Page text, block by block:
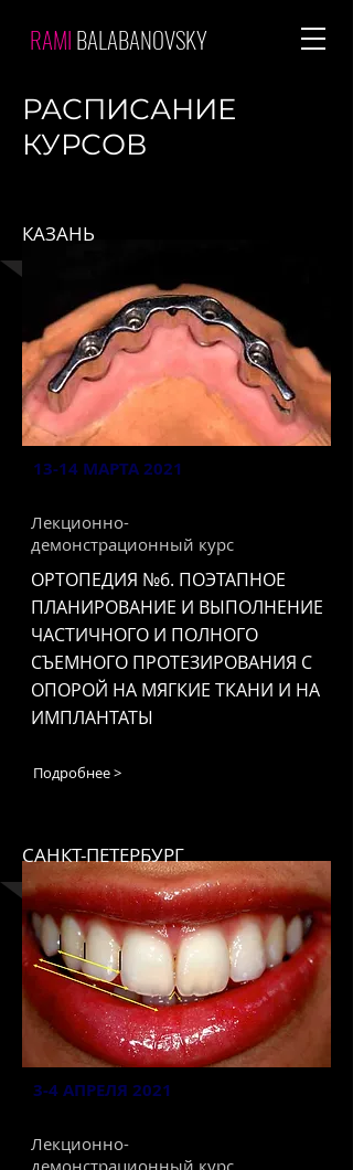
RAMIBALABANOVSKY
ОРТОПЕДИЯ №6. ПОЭТАПНОЕ
ПЛАНИРОВАНИЕ И ВЫПОЛНЕНИЕ
ЧАСТИЧНОГО И ПОЛНОГО
СЪЕМНОГО ПРОТЕЗИРОВАНИЯ С
ОПОРОЙ НА МЯГКИЕ ТКАНИ И НА
ИМПЛАНТАТЫ
Подробнее >
Лекционно-
демонстрационный курс
КАЗАНЬ
13-14 МАРТА 2021
Лекционно-
демонстрационный курс
САНКТ-ПЕТЕРБУРГ
3-4 АПРЕЛЯ 2021
РАСПИСАНИЕ
КУРСОВ